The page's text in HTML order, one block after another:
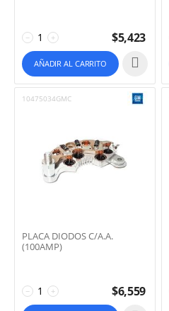
+
− $5,423
AÑADIR AL CARRITO
10475034GMC
PLACA DIODOS C/A.A.
(100AMP)
+
− $6,559